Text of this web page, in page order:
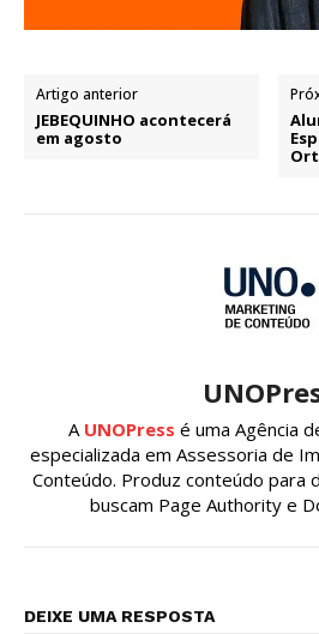
Artigo anterior
JEBEQUINHO acontecerá
em agosto
A UNOPress é uma Agência
especializada em Assessoria de
Conteúdo. Produz conteúdo para
buscam Page Authority e
DEIXE UMA RESPOSTA